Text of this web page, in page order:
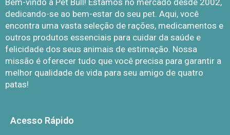
Bem-vindo à Pet Bull! Estamos no mercado desde 2002,
dedicando-se ao bem-estar do seu pet. Aqui, você
encontra uma vasta seleção de rações, medicamentos e
outros produtos essenciais para cuidar da saúde e
felicidade dos seus animais de estimação. Nossa
missão é oferecer tudo que você precisa para garantir a
melhor qualidade de vida para seu amigo de quatro
patas!
Acesso Rápido